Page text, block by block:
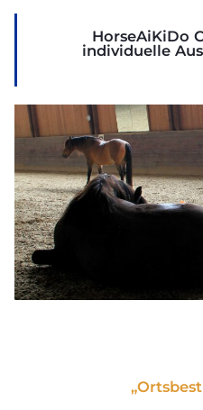
HorseAiKiDo
individuelle